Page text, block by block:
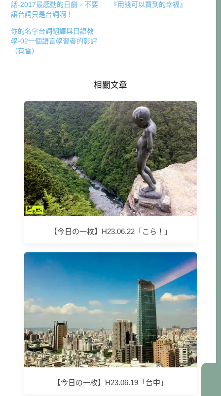
話-2017最感動的日劇，不要
讓台詞只是台詞啊！
『用錢可以買到的幸福』
你的名字台詞翻譯與日語教
學-02一個語言學習者的影評
（有雷）
相關文章
【今日の一枚】H23.06.22「こら！」
【今日の一枚】H23.06.19「台中」